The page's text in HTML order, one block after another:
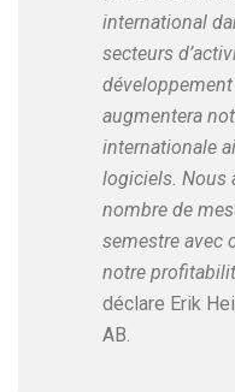
international
secteurs
augmentera
internationale
logiciels. Nous
nombre de
semestre avec
notre
déclare Erik
AB.